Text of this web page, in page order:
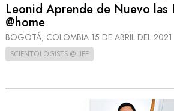
Leonid Aprende de Nuevo las
@home
BOGOTÁ, COLOMBIA 15 DE ABRIL DEL 2021
SCIENTOLOGISTS @LIFE